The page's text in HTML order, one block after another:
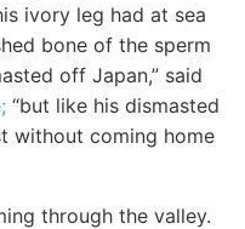
ivory leg had at sea
bone of the sperm
off Japan,” said
“but like his dismasted
without coming home
through the valley.